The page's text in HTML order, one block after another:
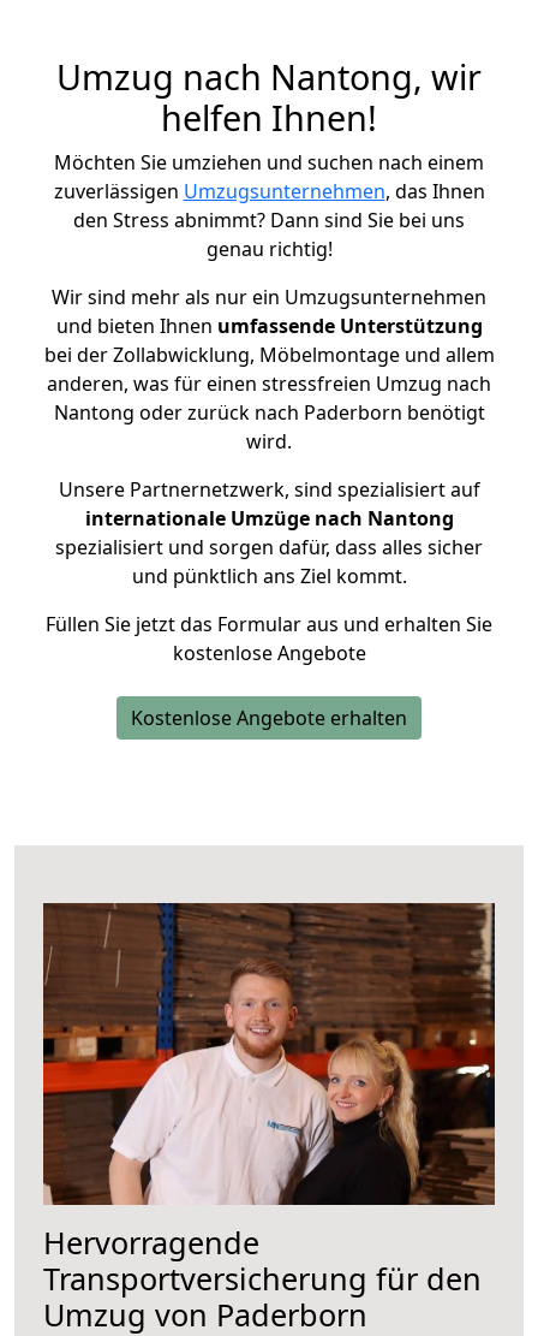
Umzug nach Nantong, wir
helfen Ihnen!
Möchten Sie umziehen und suchen nach einem
zuverlässigen Umzugsunternehmen, das Ihnen
den Stress abnimmt? Dann sind Sie bei uns
genau richtig!
Wir sind mehr als nur ein Umzugsunternehmen
und bieten Ihnen umfassende Unterstützung
bei der Zollabwicklung, Möbelmontage und allem
anderen, was für einen stressfreien Umzug nach
Nantong oder zurück nach Paderborn benötigt
wird.
Unsere Partnernetzwerk, sind spezialisiert auf
internationale Umzüge nach Nantong
spezialisiert und sorgen dafür, dass alles sicher
und pünktlich ans Ziel kommt.
Füllen Sie jetzt das Formular aus und erhalten Sie
kostenlose Angebote
Kostenlose Angebote erhalten
Hervorragende
Transportversicherung für den
Umzug von Paderborn